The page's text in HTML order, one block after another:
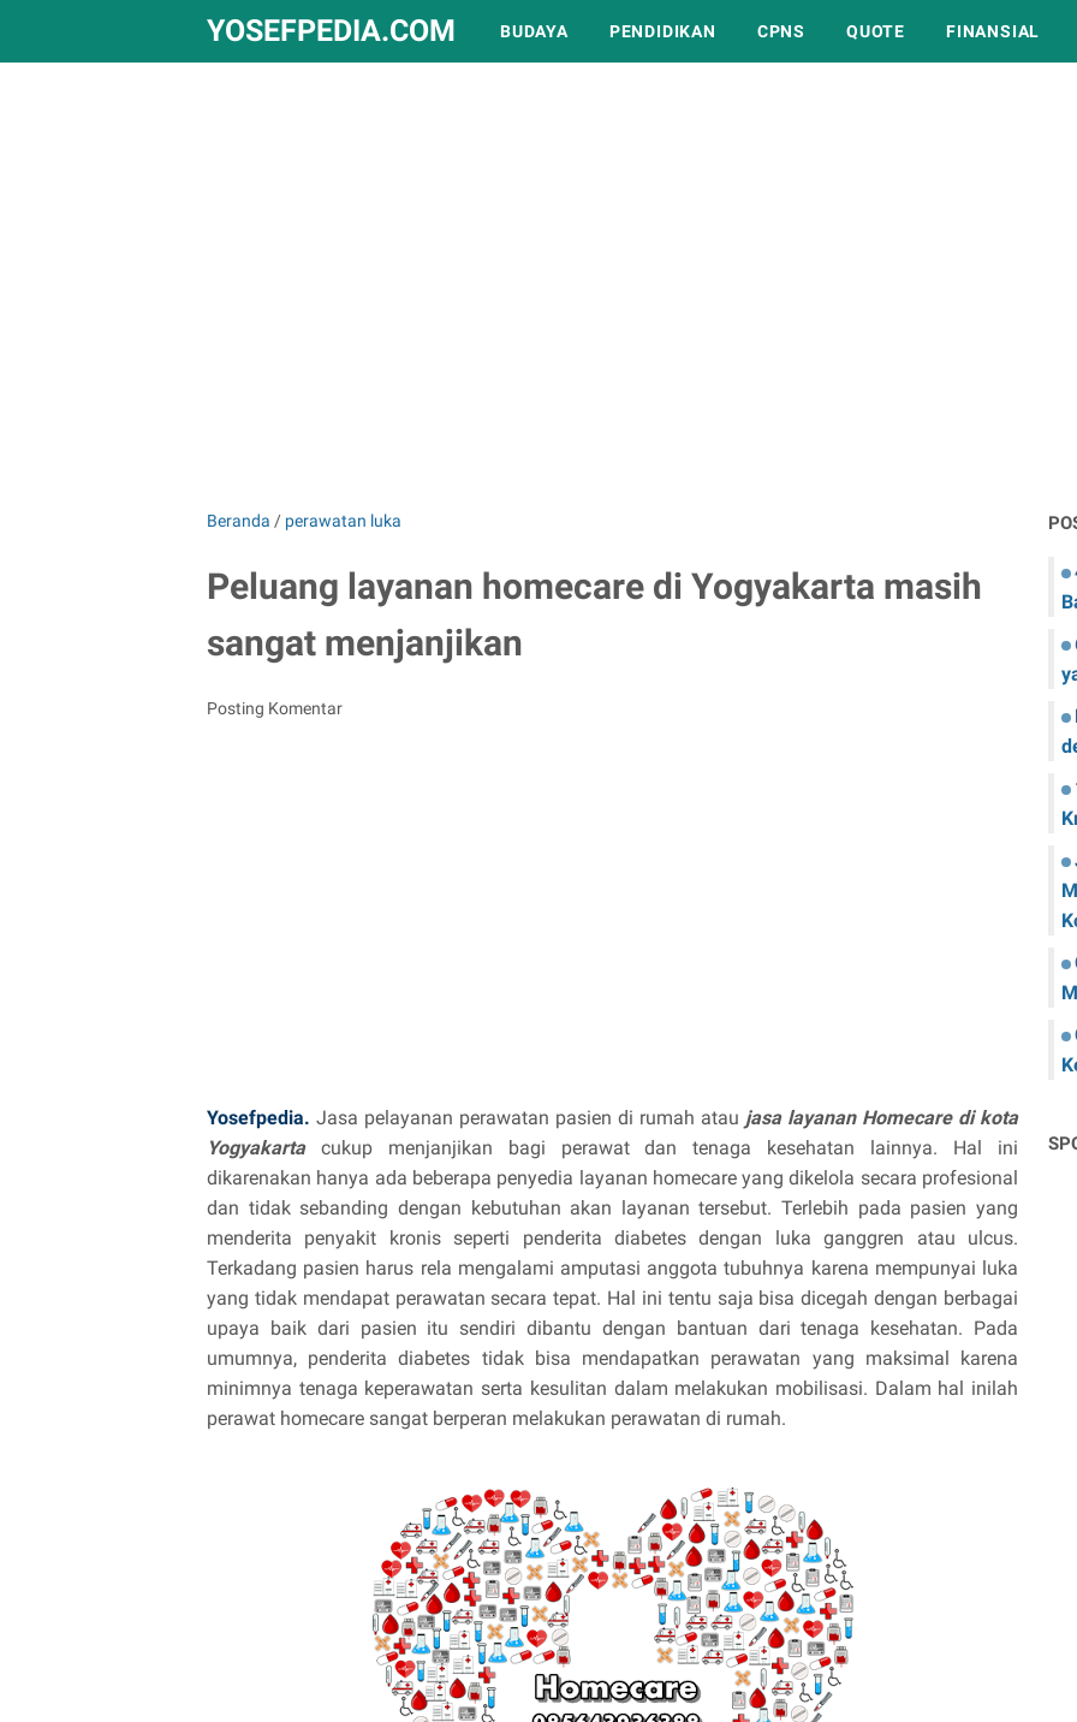
YOSEFPEDIA.COM BUDAYA PENDIDIKAN CPNS QUOTE FINANSIAL
Beranda / perawatan luka
Peluang layanan homecare di Yogyakarta masih
sangat menjanjikan
Posting Komentar
Yosefpedia. Jasa pelayanan perawatan pasien di rumah atau jasa layanan Homecare di kota
Yogyakartacukup menjanjikan bagi perawat dan tenaga kesehatan lainnya. Hal ini
dikarenakan hanya ada beberapa penyedia layanan homecare yang dikelola secara profesional
dan tidak sebanding dengan kebutuhan akan layanan tersebut. Terlebih pada pasien yang
menderita penyakit kronis seperti penderita diabetes dengan luka ganggren atau ulcus.
Terkadang pasien harus rela mengalami amputasi anggota tubuhnya karena mempunyai luka
yang tidak mendapat perawatan secara tepat. Hal ini tentu saja bisa dicegah dengan berbagai
upaya baik dari pasien itu sendiri dibantu dengan bantuan dari tenaga kesehatan. Pada
umumnya, penderita diabetes tidak bisa mendapatkan perawatan yang maksimal karena
minimnya tenaga keperawatan serta kesulitan dalam melakukan mobilisasi. Dalam hal inilah
perawat homecare sangat berperan melakukan perawatan di rumah.